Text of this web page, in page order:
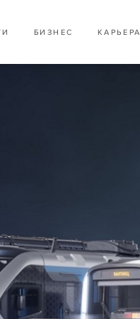
БИЗНЕС КАРЬЕРА